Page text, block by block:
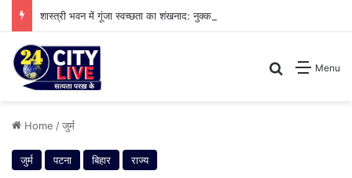
Menu
Search for
Home /जुर्म
जुर्म पटना बिहार राज्य